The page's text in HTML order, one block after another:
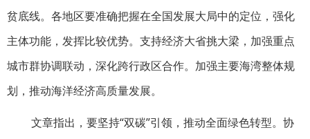
贫底线。各地区要准确把握在全国发展大局中的定位，强化
主体功能，发挥比较优势。支持经济大省挑大梁，加强重点
城市群协调联动，深化跨行政区合作。加强主要海湾整体规
划，推动海洋经济高质量发展。
文章指出，要坚持“双碳”引领，推动全面绿色转型。协